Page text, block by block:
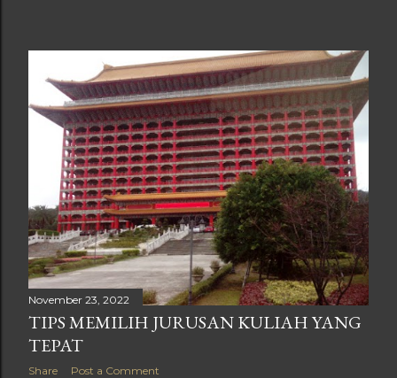
November 23, 2022
TIPS MEMILIH JURUSAN KULIAH YANG
TEPAT
Share Post a Comment